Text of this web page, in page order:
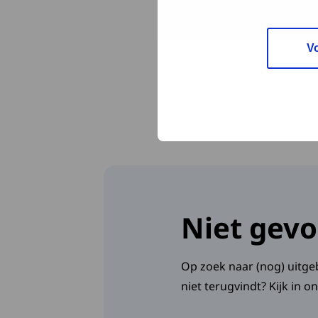
Niet
Op zoek naar (nog)
niet terugvindt? Kijk in